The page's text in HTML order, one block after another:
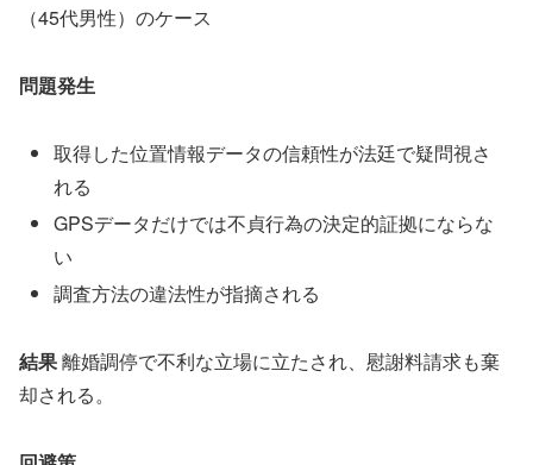
（45代男性）のケース
問題発生
取得した位置情報データの信頼性が法廷で疑問視さ
れる
GPSデータだけでは不貞行為の決定的証拠にならな
い
調査方法の違法性が指摘される
結果離婚調停で不利な立場に立たされ、慰謝料請求も棄
却される。